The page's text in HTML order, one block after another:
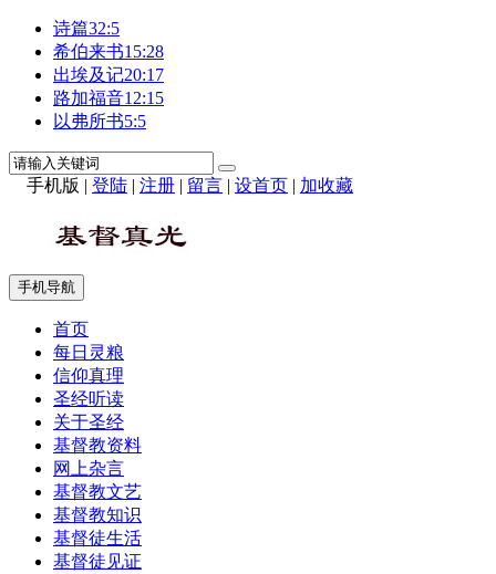
诗篇32:5
希伯来书15:28
出埃及记20:17
路加福音12:15
以弗所书5:5
手机版 | 登陆 | 注册 | 留言 | 设首页 | 加收藏
手机导航
首页
每日灵粮
信仰真理
圣经听读
关于圣经
基督教资料
网上杂言
基督教文艺
基督教知识
基督徒生活
基督徒见证